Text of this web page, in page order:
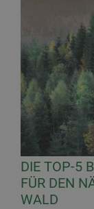
DIE TOP-5
FÜR DEN
WALD